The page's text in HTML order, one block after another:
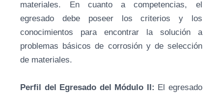
materiales. En cuanto a competencias, el
egresado debe poseer los criterios y los
conocimientos para encontrar la solución a
problemas básicos de corrosión y de selección
de materiales.
Perfil del Egresado del Módulo II: El egresado